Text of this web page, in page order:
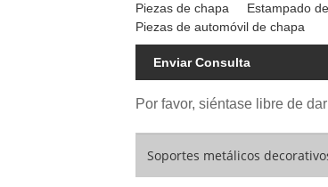
Piezas de chapa Estampado
Piezas de automóvil de chapa
Enviar Consulta
Por favor, siéntase libre de